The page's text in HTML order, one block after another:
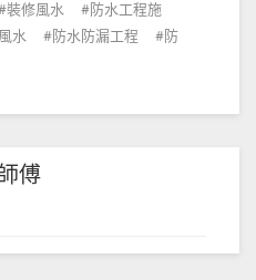
裝修風水
防水工程施
水 防水防漏工程
防
傅